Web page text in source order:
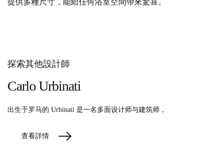
提供多種尺寸，能給任何浴室空間帶來驚喜。
探索其他設計師
Carlo Urbinati
出生于罗马的 Urbinati 是一名多面设计师与建筑师，
查看詳情